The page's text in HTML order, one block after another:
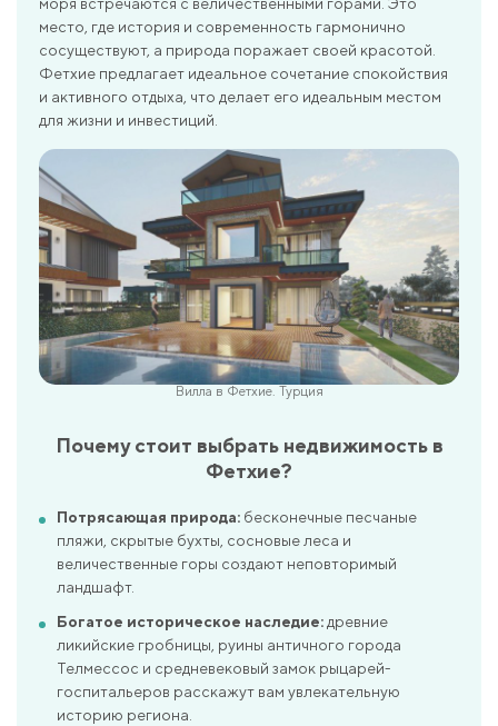
место, где история и современность гармонично
сосуществуют, а природа поражает своей красотой.
Фетхие предлагает идеальное сочетание спокойствия
и активного отдыха, что делает его идеальным местом
для жизни и инвестиций.
Вилла в Фетхие. Турция
Почему стоит выбрать недвижимость в
Фетхие?
Потрясающая природа: бесконечные песчаные
пляжи, скрытые бухты, сосновые леса и
величественные горы создают неповторимый
ландшафт.
Богатое историческое наследие:древние
ликийские гробницы, руины античного города
Телмессос и средневековый замок рыцарей-
госпитальеров расскажут вам увлекательную
историю региона.